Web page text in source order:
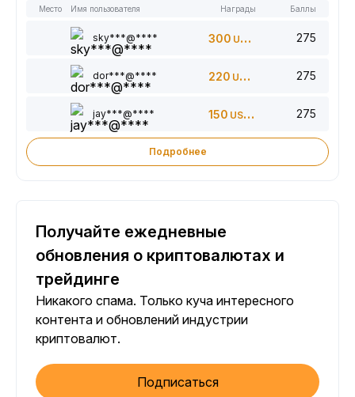
Место Имя пользователя Награды Баллы
sky***@**** 300 USDT 275
dor***@**** 220 USDT 275
jay***@**** 150 USDT 275
Подробнее
Получайте ежедневные
обновления о криптовалютах и
трейдинге
Никакого спама. Только куча интересного
контента и обновлений индустрии
криптовалют.
Подписаться